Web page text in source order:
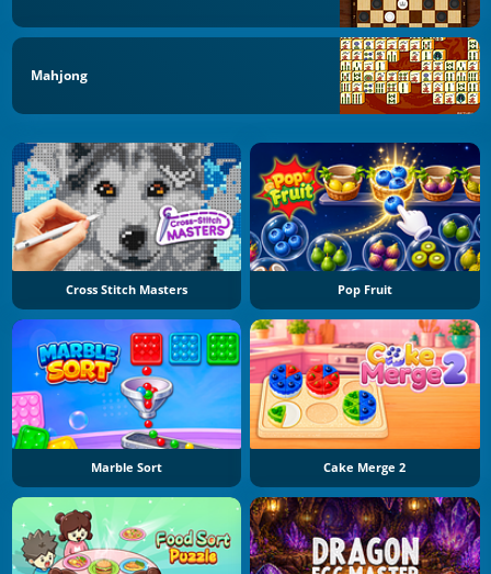
Mahjong
Cross Stitch Masters Pop Fruit
Marble Sort Cake Merge 2